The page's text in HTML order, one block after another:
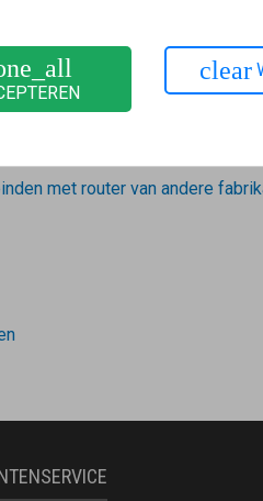
gebruikt een LAN-verbinding
de router in het thuisnetwerk
met router van andere
clear